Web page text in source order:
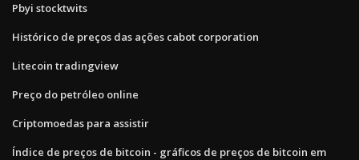
Pbyi stocktwits
Histórico de preços das ações cabot corporation
Litecoin tradingview
Preço do petróleo online
Criptomoedas para assistir
Índice de preços de bitcoin - gráficos de preços de bitcoin em